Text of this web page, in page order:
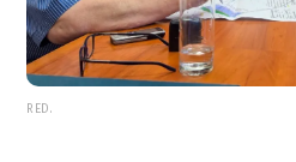
RED.